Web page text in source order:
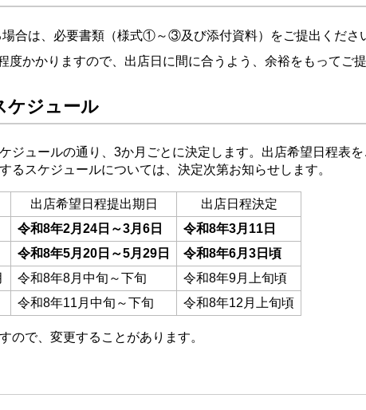
合は、必要書類（様式①～③及び添付資料）をご提出くださ
度かかりますので、出店日に間に合うよう、余裕をもってご提
ケジュール
ジュールの通り、3か月ごとに決定します。出店希望日程表
るスケジュールについては、決定次第お知らせします。
出店希望日程提出期日
出店日程決定
令和8年2月24日～3月6日
令和8年3月11日
令和8年5月20日～5月29日
令和8年6月3日頃
令和8年8月中旬～下旬
令和8年9月上旬頃
令和8年11月中旬～下旬 令和8年12月上旬頃
ので、変更することがあります。